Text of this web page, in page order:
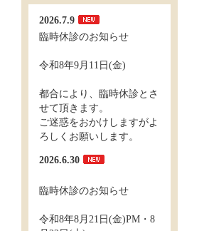
2026.7.9
臨時休診のお知らせ
令和8年9月11日(金)
都合により、臨時休診とさ
せて頂きます。
ご迷惑をおかけしますがよ
ろしくお願いします。
2026.6.30
臨時休診のお知らせ
令和8年8月21日(金)PM・8